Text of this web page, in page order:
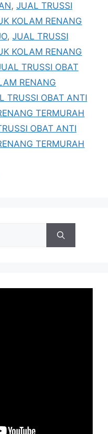
, JUAL TRUSSI
KOLAM RENANG
, JUAL TRUSSI
KOLAM RENANG
TRUSSI OBAT
RENANG
TRUSSI OBAT ANTI
TERMURAH
OBAT ANTI
TERMURAH